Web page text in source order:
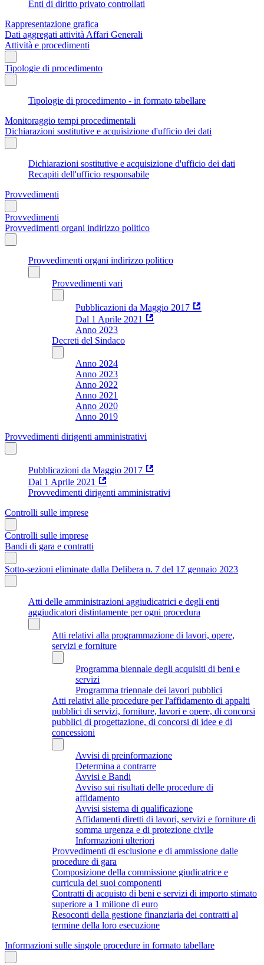
Enti di diritto privato controllati
Rappresentazione grafica
Dati aggregati attività Affari Generali
Attività e procedimenti
Tipologie di procedimento
Tipologie di procedimento - in formato tabellare
Monitoraggio tempi procedimentali
Dichiarazioni sostitutive e acquisizione d'ufficio dei dati
Dichiarazioni sostitutive e acquisizione d'ufficio dei dati
Recapiti dell'ufficio responsabile
Provvedimenti
Provvedimenti
Provvedimenti organi indirizzo politico
Provvedimenti organi indirizzo politico
Provvedimenti vari
Pubblicazioni da Maggio 2017
Dal 1 Aprile 2021
Anno 2023
Decreti del Sindaco
Anno 2024
Anno 2023
Anno 2022
Anno 2021
Anno 2020
Anno 2019
Provvedimenti dirigenti amministrativi
Pubblicazioni da Maggio 2017
Dal 1 Aprile 2021
Provvedimenti dirigenti amministrativi
Controlli sulle imprese
Controlli sulle imprese
Bandi di gara e contratti
Sotto-sezioni eliminate dalla Delibera n. 7 del 17 gennaio 2023
Atti delle amministrazioni aggiudicatrici e degli enti
aggiudicatori distintamente per ogni procedura
Atti relativi alla programmazione di lavori, opere,
servizi e forniture
Programma biennale degli acquisiti di beni e
servizi
Programma triennale dei lavori pubblici
Atti relativi alle procedure per l'affidamento di appalti
pubblici di servizi, forniture, lavori e opere, di concorsi
pubblici di progettazione, di concorsi di idee e di
concessioni
Avvisi di preinformazione
Determina a contrarre
Avvisi e Bandi
Avviso sui risultati delle procedure di
affidamento
Avvisi sistema di qualificazione
Affidamenti diretti di lavori, servizi e forniture di
somma urgenza e di protezione civile
Informazioni ulteriori
Provvedimenti di esclusione e di ammissione dalle
procedure di gara
Composizione della commissione giudicatrice e
curricula dei suoi componenti
Contratti di acquisto di beni e servizi di importo stimato
superiore a 1 milione di euro
Resoconti della gestione finanziaria dei contratti al
termine della loro esecuzione
Informazioni sulle singole procedure in formato tabellare